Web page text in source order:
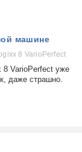
машине
8 VarioPerfect
8 VarioPerfect уже
даже страшно.